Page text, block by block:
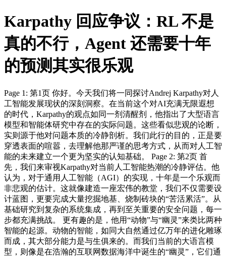
Karpathy 回应争议：RL 不是
真的不行，Agent 还需要十年
的预测其实很乐观
Page 1: 第1页 你好。今天我们将一同探讨Andrej Karpathy对人
工智能发展现状的深刻洞察。在当前这个对AI充满无限遐想
的时代，Karpathy的观点如同一剂清醒剂，他指出了大型语言
模型和智能体研究中存在的实际问题。这些看似悲观的论断，
实则源于他对问题本质的冷静剖析。我们此行的目的，正是要
穿透表面的喧嚣，去理解他那严谨的思考方式，从而对人工智
能的未来建立一个更为坚实的认知基础。 Page 2: 第2页 首
先，我们来审视Karpathy对当前人工智能热潮的冷静评估。他
认为，对于通用人工智能（AGI）的实现，十年是一个乐观而
非悲观的估计。这就像建造一座宏伟的教堂，我们不仅需要设
计蓝图，更要完成大量挖掘地基、烧制砖块的“苦活累活”。从
基础研究到复杂的系统集成，再到至关重要的安全问题，每一
步都充满挑战。 更有趣的是，他用“动物”与“幽灵”来类比两种
智能的起源。动物的智能，如同大自然通过亿万年的进化雕琢
而成，其大部分能力是与生俱来的。而我们当前的大语言模
型，则像是在浩瀚的互联网数据海洋中诞生的“幽灵”，它们通